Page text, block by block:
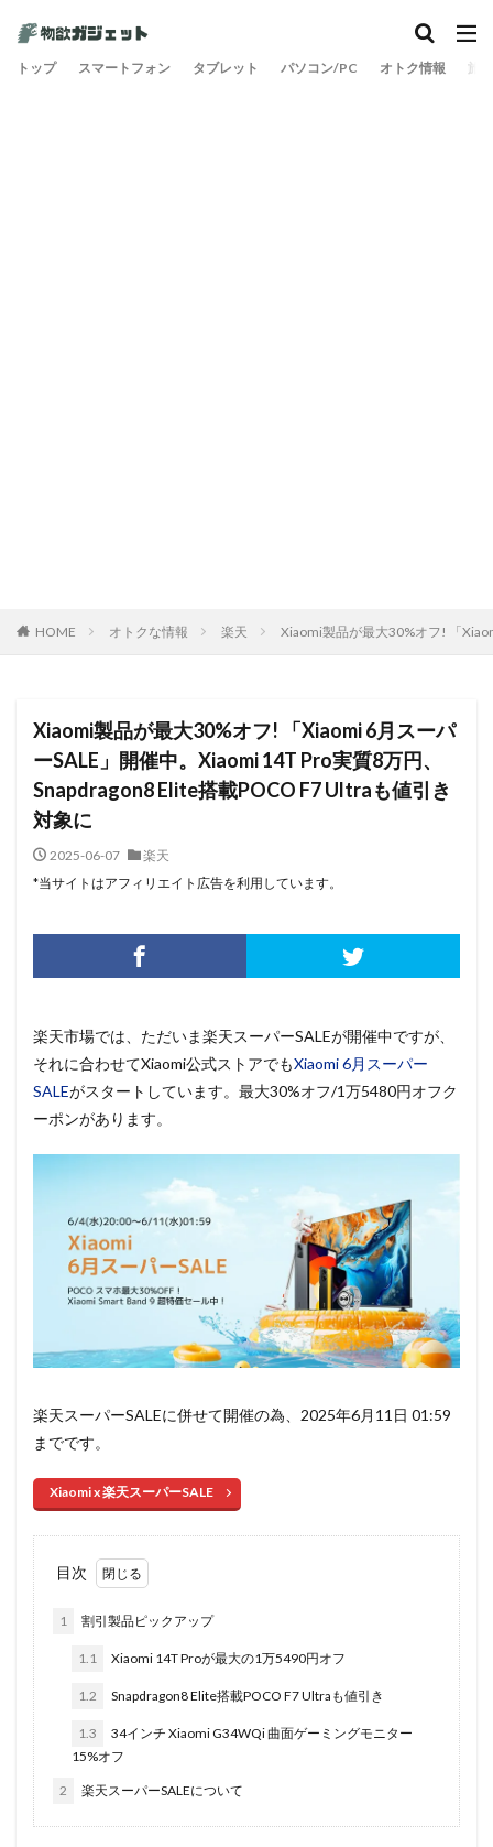
トップ スマートフォン タブレット パソコン/PC オトク情報 旅
HOME オトクな情報 楽天 Xiaomi製品が最大30%オフ! 「
Xiaomi製品が最大30%オフ! 「Xiaomi 6月スーパ
ーSALE」開催中。Xiaomi 14T Pro実質8万円、
Snapdragon8 Elite搭載POCO F7 Ultraも値引き
対象に
2025-06-07
楽天
*当サイトはアフィリエイト広告を利用しています。
楽天市場では、ただいま楽天スーパーSALEが開催中ですが、
それに合わせてXiaomi公式ストアでもXiaomi 6月スーパー
SALEがスタートしています。最大30%オフ/1万5480円オフク
ーポンがあります。
楽天スーパーSALEに併せて開催の為、2025年6月11日 01:59
までです。
Xiaomi x 楽天スーパーSALE
目次
1 割引製品ピックアップ
1.1 Xiaomi 14T Proが最大の1万5490円オフ
1.2 Snapdragon8 Elite搭載POCO F7 Ultraも値引き
1.3
34インチ Xiaomi G34WQi 曲面ゲーミングモニター
15%オフ
2 楽天スーパーSALEについて